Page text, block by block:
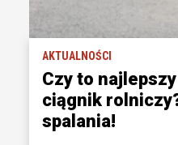
AKTUALNOŚCI
Czy to
ciągnik
spalania!